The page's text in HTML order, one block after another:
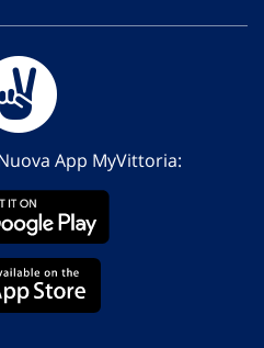
App MyVittoria: